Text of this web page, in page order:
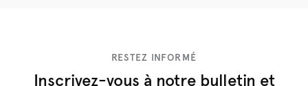
RESTEZ INFORMÉ
Inscrivez-vous à notre bulletin et